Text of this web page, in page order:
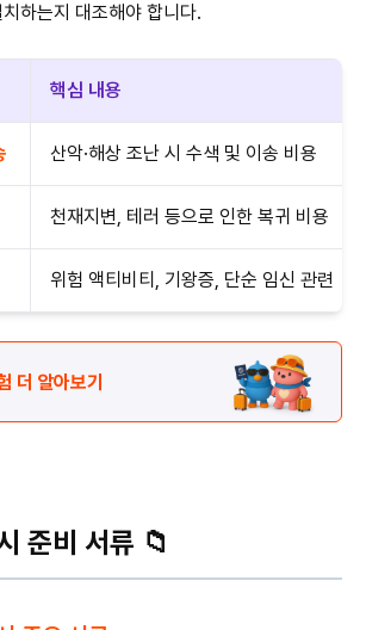
하는지 대조해야 합니다.
핵심 내용
산악·해상 조난 시 수색 및 이송 비용
천재지변, 테러 등으로 인한 복귀 비용
위험 액티비티, 기왕증, 단순 임신 관련
더 알아보기
준비 서류 📁